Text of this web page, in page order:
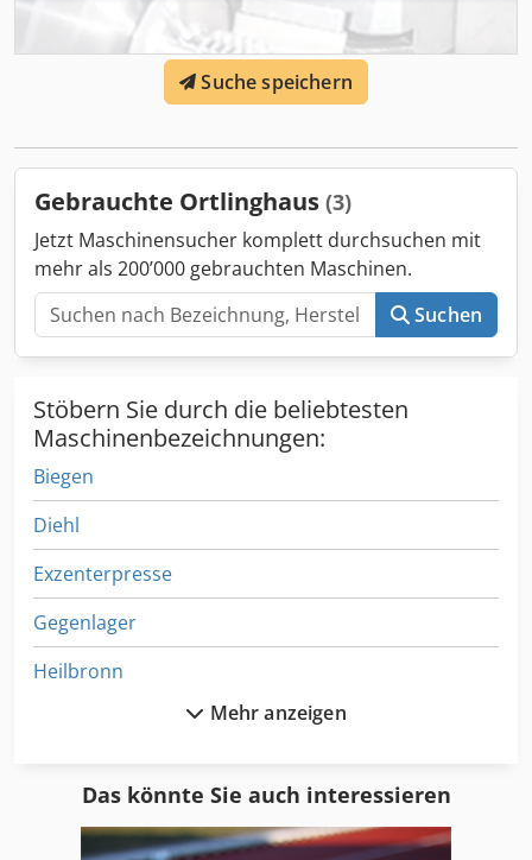
Suche speichern
Gebrauchte Ortlinghaus (3)
Jetzt Maschinensucher komplett durchsuchen mit
mehr als 200’000 gebrauchten Maschinen.
Suchen
Stöbern Sie durch die beliebtesten
Maschinenbezeichnungen:
Biegen
Diehl
Exzenterpresse
Gegenlager
Heilbronn
Mehr anzeigen
Das könnte Sie auch interessieren